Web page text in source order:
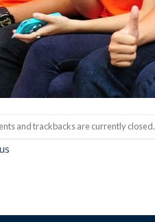
and trackbacks are currently closed.